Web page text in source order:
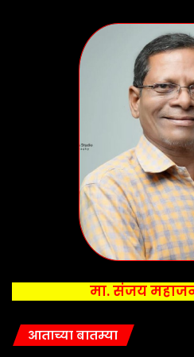
मा. संजय
आताच्या बातम्या